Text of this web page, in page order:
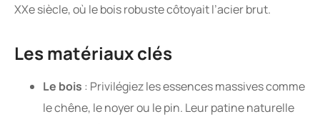
XXe siècle, où le bois robuste côtoyait l’acier brut.
Les matériaux clés
Le bois : Privilégiez les essences massives comme
le chêne, le noyer ou le pin. Leur patine naturelle